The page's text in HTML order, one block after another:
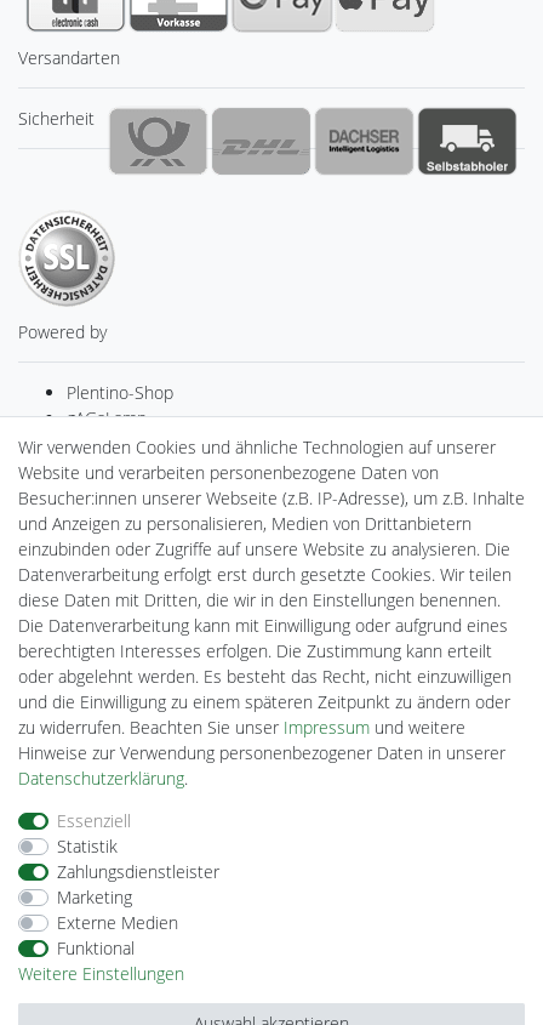
Versandarten
Sicherheit
Powered by
Plentino-Shop
gAGaLamp
Drohnenstore24
MeinUSB
Batteriespeicher
PlentiSolar
Gebrauchtlicht
Ledkauf
DEYESOLAR
Lightech Connect
CardanLight Europe
FORTIMO LEDs
Cardanlight-Shop
Wallbox24
Impressum
Barrierefreiheitserklärung
Wir verwenden Cookies und ähnliche Technologien auf unserer
Website und verarbeiten personenbezogene Daten von
Besucher:innen unserer Webseite (z.B. IP-Adresse), um z.B. Inhalte
und Anzeigen zu personalisieren, Medien von Drittanbietern
einzubinden oder Zugriffe auf unsere Website zu analysieren. Die
Datenverarbeitung erfolgt erst durch gesetzte Cookies. Wir teilen
diese Daten mit Dritten, die wir in den Einstellungen benennen.
Die Datenverarbeitung kann mit Einwilligung oder aufgrund eines
berechtigten Interesses erfolgen. Die Zustimmung kann erteilt
oder abgelehnt werden. Es besteht das Recht, nicht einzuwilligen
und die Einwilligung zu einem späteren Zeitpunkt zu ändern oder
zu widerrufen. Beachten Sie unser Impressum und weitere
Hinweise zur Verwendung personenbezogener Daten in unserer
Daten­schutz­erklärung.
Essenziell
Statistik
Zahlungsdienstleister
Marketing
Externe Medien
Funktional
Weitere Einstellungen